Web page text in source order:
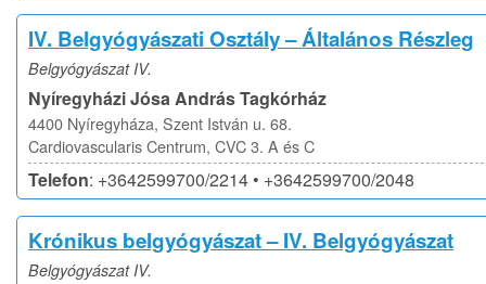
IV. Belgyógyászati Osztály – Általános Részleg
Belgyógyászat IV.
Nyíregyházi Jósa András Tagkórház
4400 Nyíregyháza, Szent István u. 68.
Cardiovascularis Centrum, CVC 3. A és C
Telefon: +3642599700/2214 • +3642599700/2048
Krónikus belgyógyászat – IV. Belgyógyászat
Belgyógyászat IV.